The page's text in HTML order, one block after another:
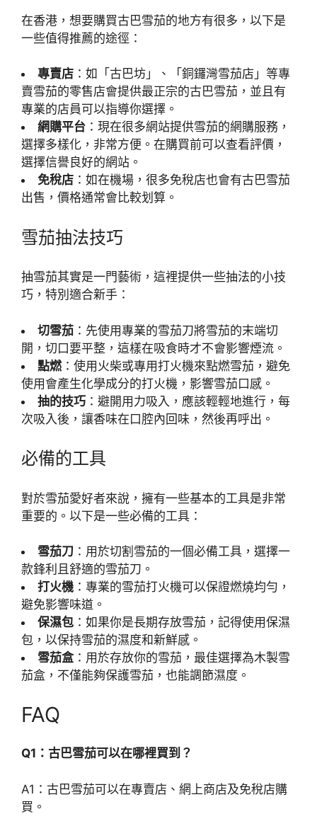
在香港，想要購買古巴雪茄的地方有很多，以下是
一些值得推薦的途徑：
專賣店 ：如「古巴坊」、「銅鑼灣雪茄店」等專
賣雪茄的零售店會提供最正宗的古巴雪茄，並且有
專業的店員可以指導你選擇。
網購平台 ：現在很多網站提供雪茄的網購服務，
選擇多樣化，非常方便。在購買前可以查看評價，
選擇信譽良好的網站。
免稅店 ：如在機場，很多免稅店也會有古巴雪茄
出售，價格通常會比較划算。
雪茄抽法技巧
抽雪茄其實是一門藝術，這裡提供一些抽法的小技
巧，特別適合新手：
切雪茄 ：先使用專業的雪茄刀將雪茄的末端切
開，切口要平整，這樣在吸食時才不會影響煙流。
點燃 ：使用火柴或專用打火機來點燃雪茄，避免
使用會產生化學成分的打火機，影響雪茄口感。
抽的技巧 ：避開用力吸入，應該輕輕地進行，每
次吸入後，讓香味在口腔內回味，然後再呼出。
必備的工具
對於雪茄愛好者來說，擁有一些基本的工具是非常
重要的。以下是一些必備的工具：
雪茄刀 ：用於切割雪茄的一個必備工具，選擇一
款鋒利且舒適的雪茄刀。
打火機 ：專業的雪茄打火機可以保證燃燒均勻，
避免影響味道。
保濕包 ：如果你是長期存放雪茄，記得使用保濕
包，以保持雪茄的濕度和新鮮感。
雪茄盒：用於存放你的雪茄，最佳選擇為木製雪
茄盒，不僅能夠保護雪茄，也能調節濕度。
FAQ
Q1：古巴雪茄可以在哪裡買到？
A1：古巴雪茄可以在專賣店、網上商店及免稅店購
買。